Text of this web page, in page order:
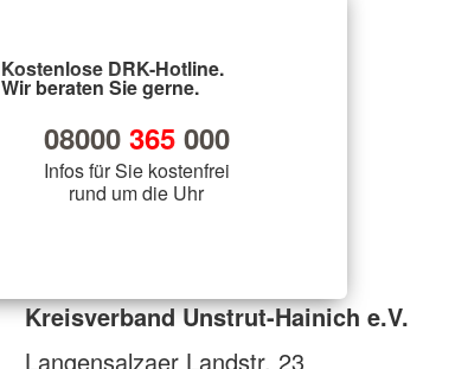
Kostenlose DRK-Hotline.
Wir beraten Sie gerne.
08000 365000
Infos für Sie kostenfrei
rund um die Uhr
Kreisverband Unstrut-Hainich e.V.
Langensalzaer Landstr. 23